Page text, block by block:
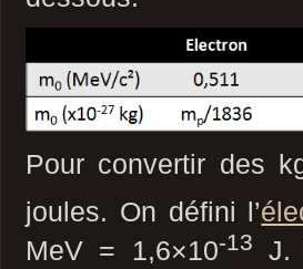
Pour convertir des
joules. On défini l’
MeV = 1,6×10-13 J.